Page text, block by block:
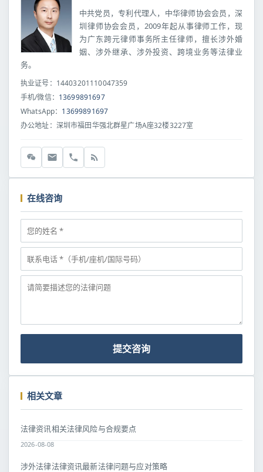
中共党员，专利代理人，中华律师协会会员，深
圳律师协会会员，2009年起从事律师工作，现
为广东跨元律师事务所主任律师，擅长涉外婚
姻、涉外继承、涉外投资、跨境业务等法律业
务。
执业证号：14403201110047359
手机/微信： 13699891697
WhatsApp： 13699891697
办公地址：深圳市福田华强北群星广场A座32楼3227室
在线咨询
提交咨询
相关文章
法律资讯相关法律风险与合规要点
2026-08-08
涉外法律法律资讯最新法律问题与应对策略